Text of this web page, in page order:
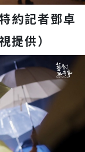
約記者鄧卓
提供）